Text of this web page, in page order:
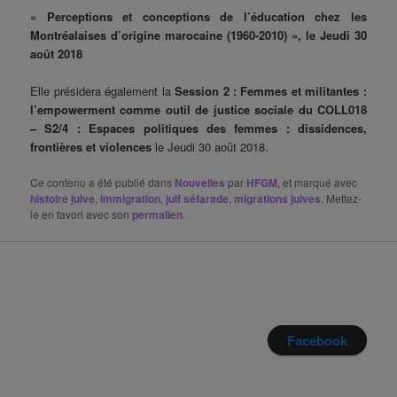
« Perceptions et conceptions de l’éducation chez les
Montréalaises d’origine marocaine (1960-2010) », le Jeudi 30
août 2018
Elle présidera également laSession 2 : Femmes et militantes :
l’empowerment comme outil de justice sociale du COLL018
– S2/4 : Espaces politiques des femmes : dissidences,
frontières et violences le Jeudi 30 août 2018.
Ce contenu a été publié dans Nouvelles par HFGM , et marqué avec
histoire juive immigration juif séfarade migrations juives . Mettez-
le en favori avec son permalien
Facebook